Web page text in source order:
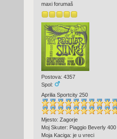
maxi forumaš
Postova: 4357
Spol:
Aprilia Sportcity 250
Mjesto: Zagorje
Moj Skuter: Piaggio Beverly 400
Moja Kaciga: je u vreci